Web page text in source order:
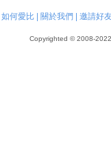
如何愛比| 關於我們 邀請好
Copyrighted © 2008-